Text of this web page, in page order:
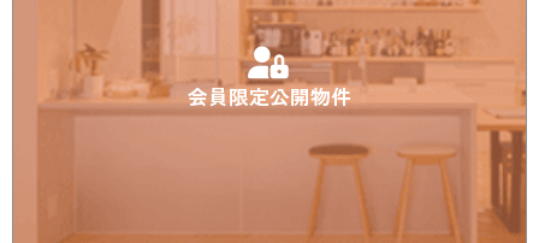
会員限定公開物件